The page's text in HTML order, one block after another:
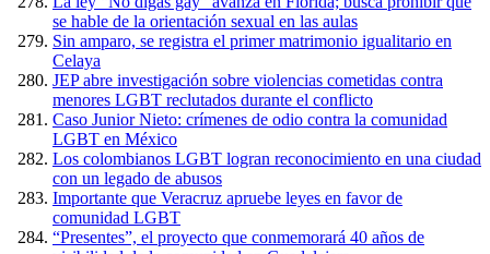
se hable de la orientación sexual en las aulas
Sin amparo, se registra el primer matrimonio igualitario en
Celaya
JEP abre investigación sobre violencias cometidas contra
menores LGBT reclutados durante el conflicto
Caso Junior Nieto: crímenes de odio contra la comunidad
LGBT en México
Los colombianos LGBT logran reconocimiento en una ciudad
con un legado de abusos
Importante que Veracruz apruebe leyes en favor de
comunidad LGBT
“Presentes”, el proyecto que conmemorará 40 años de